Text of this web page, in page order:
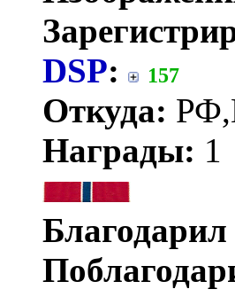
DSP: 157
Откуда:
Награды: 1
Благодарил